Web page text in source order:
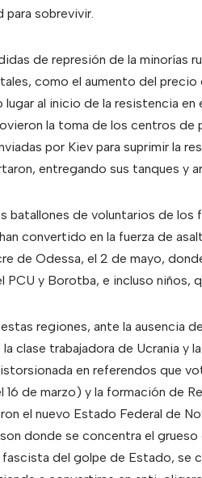
para sobrevivir.
de represión de la minorías
como el aumento del precio
al inicio de la resistencia en
la toma de los centros de
por Kiev para suprimir la
entregando sus tanques y
batallones de voluntarios de
convertido en la fuerza de
de Odessa, el 2 de mayo,
y Borotba, e incluso niños,
regiones, ante la ausencia
clase trabajadora de Ucrania y
en referendos que
de marzo) y la formación de
el nuevo Estado Federal de
donde se concentra el
del golpe de Estado, se